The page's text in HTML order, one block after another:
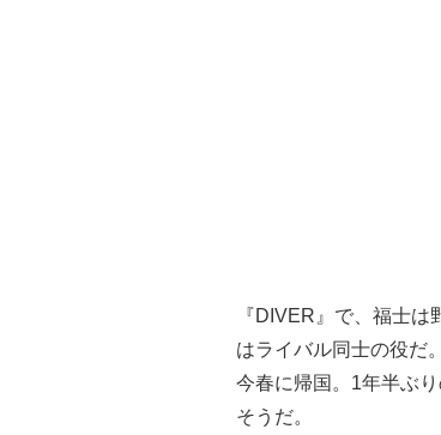
『DIVER』で、福士
はライバル同士の役だ
今春に帰国。1年半ぶ
そうだ。